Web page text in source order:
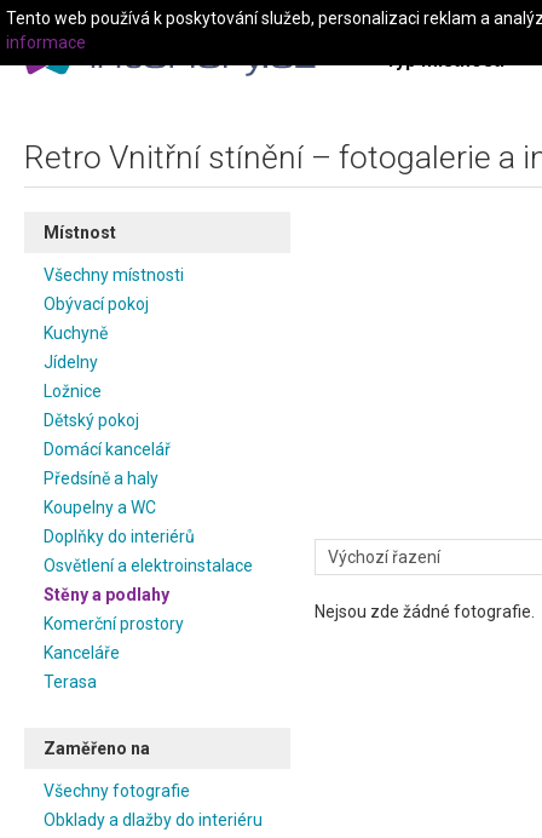
Typ místnosti
Retro Vnitřní stínění – fotogalerie a
Místnost
Všechny místnosti
Obývací pokoj
Kuchyně
Jídelny
Ložnice
Dětský pokoj
Domácí kancelář
Předsíně a haly
Koupelny a WC
Doplňky do interiérů
Osvětlení a elektroinstalace
Stěny a podlahy
Komerční prostory
Kanceláře
Terasa
Zaměřeno na
Všechny fotografie
Obklady a dlažby do interiéru
Nejsou zde žádné fotografie.
Tento web používá k poskytování služeb, personalizaci reklam a
informace